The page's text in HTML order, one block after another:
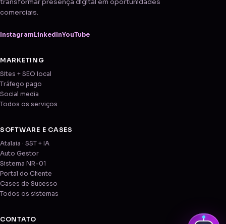
transformar presença digital em oportunidades
comerciais.
Instagram LinkedInYouTube
MARKETING
Sites + SEO local
Tráfego pago
Social media
Todos os serviços
SOFTWARE E CASES
Atalaia · SST + IA
Auto Gestor
Sistema NR-01
Portal do Cliente
Cases de Sucesso
Todos os sistemas
CONTATO